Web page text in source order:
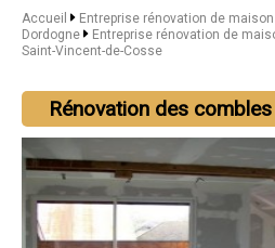
Accueil
Entreprise rénovation de
Dordogne
Entreprise rénovation de
Saint-Vincent-de-Cosse
Rénovation des